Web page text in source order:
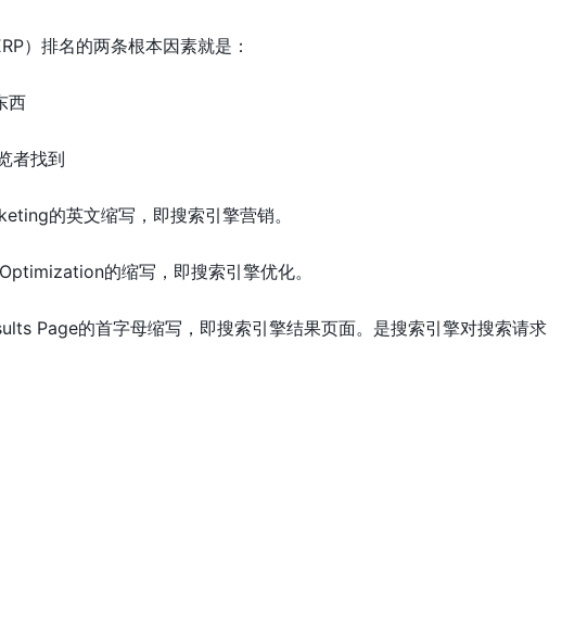
）排名的两条根本因素就是：
西
者找到
的英文缩写，即搜索引擎营销。
的缩写，即搜索引擎优化。
Page的首字母缩写，即搜索引擎结果页面。是搜索引擎对搜索请求